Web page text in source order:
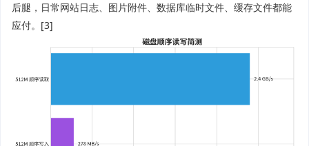
后腿，日常网站日志、图片附件、数据库临时文件、缓存文件都能
应付。[3]